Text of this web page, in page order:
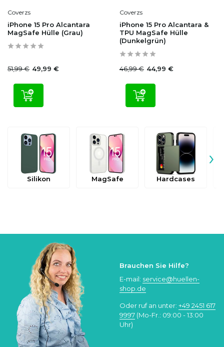
Coverzs
iPhone 15 Pro Alcantara
MagSafe Hülle (Grau)
51,99 € 49,99 €
Coverzs
iPhone 15 Pro Alcantara &
TPU MagSafe Hülle
(Dunkelgrün)
46,99 € 44,99 €
Silikon MagSafe Hardcases
›
Brauchen Sie Hilfe?
E-mail: service@huellen-
shop.de
Oder ruf an unter: +49 2451 617
9997 (Mo-Fr.: 09:00 - 13:00
Uhr)